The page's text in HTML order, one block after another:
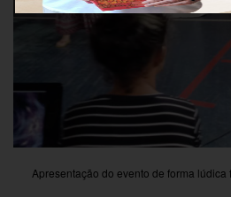
Apresentação do evento de forma lúdica